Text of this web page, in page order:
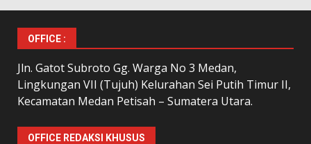
OFFICE :
Jln. Gatot Subroto Gg. Warga No 3 Medan,
Lingkungan VII (Tujuh) Kelurahan Sei Putih Timur II,
Kecamatan Medan Petisah – Sumatera Utara.
OFFICE REDAKSI KHUSUS